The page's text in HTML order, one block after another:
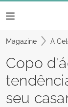
Magazine A
Copo
seu